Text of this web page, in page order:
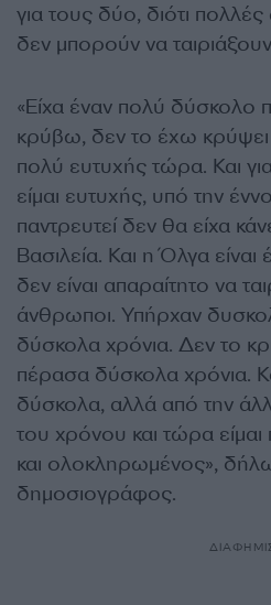
για τους δύο, διότι
δεν μπορούν να
«Είχα έναν πολύ δύσκολο
κρύβω, δεν το έχω κρύψει
πολύ ευτυχής τώρα. Και
είμαι ευτυχής, υπό την
παντρευτεί δεν θα είχα
Βασιλεία. Και η Όλγα είναι
δεν είναι απαραίτητο να
άνθρωποι. Υπήρχαν
δύσκολα χρόνια. Δεν το
πέρασα δύσκολα χρόνια.
δύσκολα, αλλά από την
του χρόνου και τώρα
και ολοκληρωμένος»,
δημοσιογράφος.